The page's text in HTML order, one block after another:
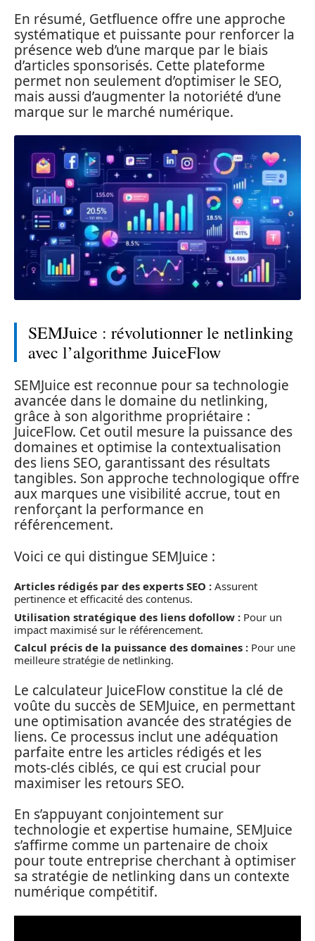
En résumé, Getfluence offre une approche
systématique et puissante pour renforcer la
présence web d’une marque par le biais
d’articles sponsorisés. Cette plateforme
permet non seulement d’optimiser le SEO,
mais aussi d’augmenter la notoriété d’une
marque sur le marché numérique.
SEMJuice : révolutionner le netlinking
avec l’algorithme JuiceFlow
SEMJuice est reconnue pour sa technologie
avancée dans le domaine du netlinking,
grâce à son algorithme propriétaire :
JuiceFlow. Cet outil mesure la puissance des
domaines et optimise la contextualisation
des liens SEO, garantissant des résultats
tangibles. Son approche technologique offre
aux marques une visibilité accrue, tout en
renforçant la performance en
référencement.
Voici ce qui distingue SEMJuice :
Articles rédigés par des experts SEO : Assurent
pertinence et efficacité des contenus.
Utilisation stratégique des liens dofollow : Pour un
impact maximisé sur le référencement.
Calcul précis de la puissance des domaines : Pour une
meilleure stratégie de netlinking.
Le calculateur JuiceFlow constitue la clé de
voûte du succès de SEMJuice, en permettant
une optimisation avancée des stratégies de
liens. Ce processus inclut une adéquation
parfaite entre les articles rédigés et les
mots-clés ciblés, ce qui est crucial pour
maximiser les retours SEO.
En s’appuyant conjointement sur
technologie et expertise humaine, SEMJuice
s’affirme comme un partenaire de choix
pour toute entreprise cherchant à optimiser
sa stratégie de netlinking dans un contexte
numérique compétitif.